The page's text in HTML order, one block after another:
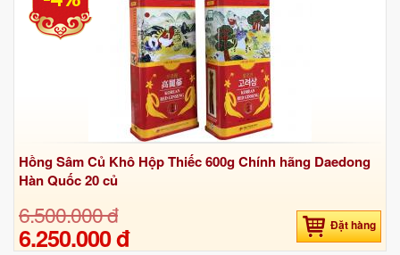
Hồng Sâm Củ Khô Hộp Thiếc 600g Chính hãng Daedong
Hàn Quốc 20 củ
6.500.000 đ
6.250.000 đ Đặt hàng